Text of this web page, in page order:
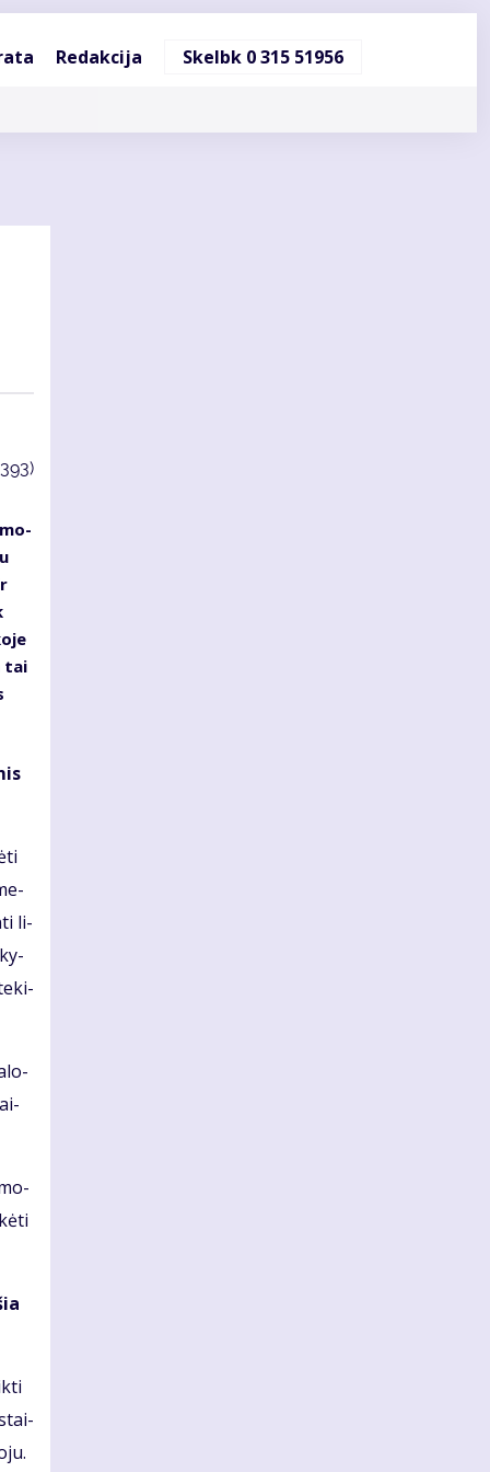
Redakcija Skelbk 0 315 51956
mo­
tai
li­